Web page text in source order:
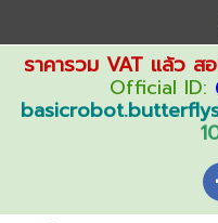
ราคารวม VAT แล้ว ส
Official ID: